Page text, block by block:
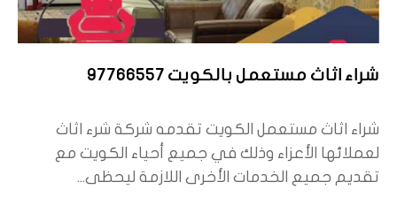
شراء اثاث مستعمل بالكويت 97766557
شراء اثاث مستعمل الكويت تقدمه شركة شرء اثاث
لعملائها الأعزاء وذلك في جميع أحياء الكويت مع
تقديم جميع الخدمات الأخرى اللازمة ليحظى...